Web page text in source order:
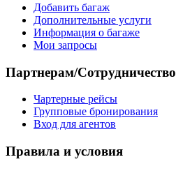
Добавить багаж
Дополнительные услуги
Информация о багаже
Мои запросы
Партнерам/Сотрудничество
Чартерные рейсы
Групповые бронирования
Вход для агентов
Правила и условия